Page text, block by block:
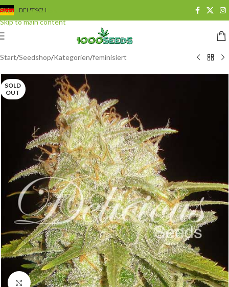
Skip to navigation
Skip to main content
DEUTSCH
Start/Seedshop/Kategorien/feminisiert
SOLD
OUT
Click to enlarge